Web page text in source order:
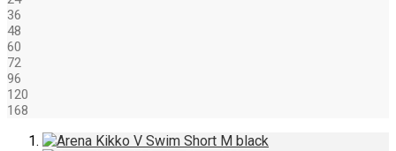
36
48
60
72
96
120
168